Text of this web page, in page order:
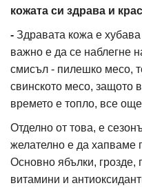
кожата си здрава и
- Здравата кожа е
важно е да се наблегне
смисъл - пилешко месо,
свинското месо, защото
времето е топло, все
Отделно от това, е
желателно е да хапваме
Основно ябълки, грозде,
витамини и